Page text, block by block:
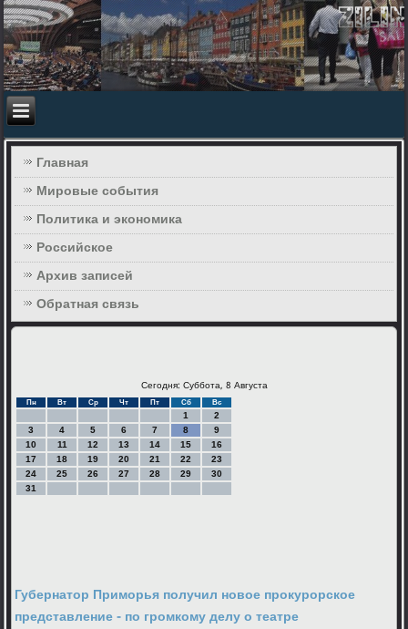
Главная
Мировые события
Политика и экономика
Российское
Архив записей
Обратная связь
Сегодня: Суббота, 8 Августа
Пн Вт Ср Чт Пт Сб Вс
1
2
3
4 5 6 7 8
9
10
11 12 13 14 15
16
17
18 19 20 21 22
23
24
25 26 27 28 29
30
31
Губернатор Приморья получил новое прокурорское
представление - по громкому делу о театре